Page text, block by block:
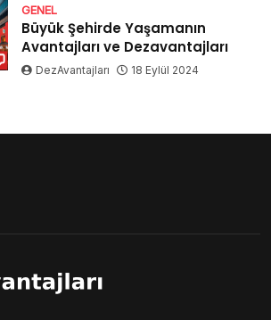
GENEL
Büyük Şehirde Yaşamanın
Avantajları ve Dezavantajları
DezAvantajları 18 Eylül 2024